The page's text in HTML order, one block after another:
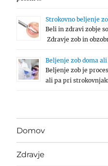
Strokovno beljenje
Beli in zdravi zobje
Zdravje zob in
Beljenje zob doma
Beljenje zob je
ali pa pri
Domov
Zdravje